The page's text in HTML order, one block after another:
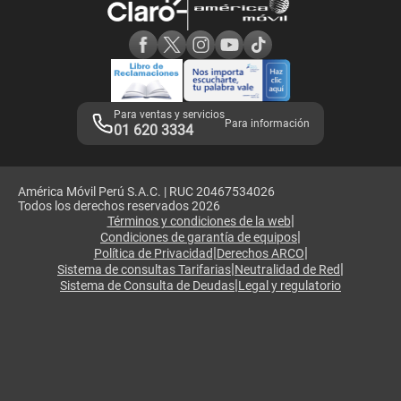
Adquirientes iPhone 6, 6S y SE
Mensaje de Seguridad
Términos y Condiciones de Tienda Claro
Libro de Reclamaciones
Legales de marketplace
Para ventas y servicios
01 620 3334 Para información
América Móvil Perú S.A.C. | RUC 20467534026
Todos los derechos reservados 2026
Términos y condiciones de la web|
Condiciones de garantía de equipos|
Política de Privacidad|Derechos ARCO|
Sistema de consultas Tarifarias|Neutralidad de Red|
Sistema de Consulta de Deudas|Legal y regulatorio